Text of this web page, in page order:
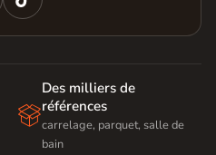

Des milliers de
références
carrelage, parquet, salle de
bain